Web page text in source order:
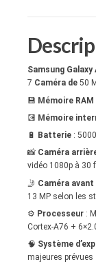
Samsung Galaxy
7 Caméra de 50
💾 Mémoire RAM
💽 Mémoire
🔋 Batterie :
📸 Caméra
vidéo 1080p à 30
🤳 Caméra
13 MP selon les
⚙️ Processeur :
Cortex-A76 +
🧠 Système
majeures prévues